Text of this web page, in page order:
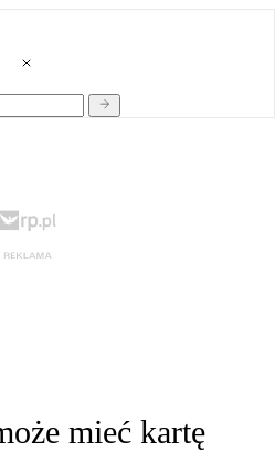
mieć kartę